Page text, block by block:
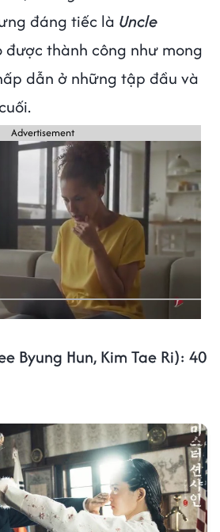
đáng tiếc là Uncle
được thành công như mong
dẫn ở những tập đầu và
Advertisement
Byung Hun, Kim Tae Ri): 40